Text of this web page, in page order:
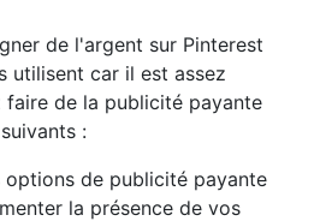
de l'argent sur Pinterest
utilisent car il est assez
de la publicité payante
:
de publicité payante
la présence de vos